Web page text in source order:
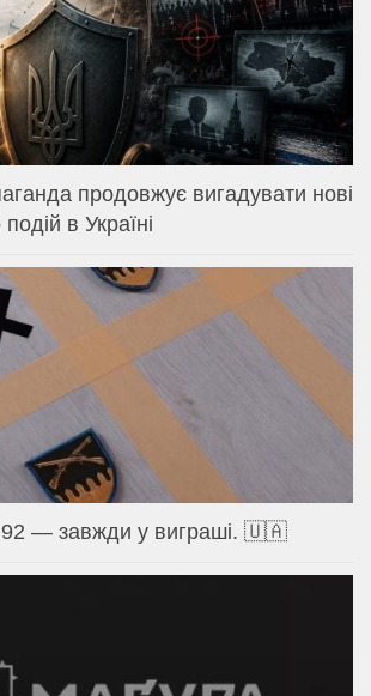
продовжує вигадувати нові
подій в Україні
— завжди у виграші. 🇺🇦